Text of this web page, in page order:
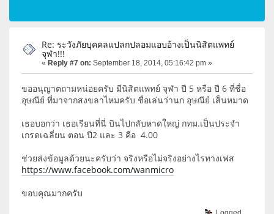
Re: ระวังภัยบุคคลแปลกปลอมแอบอ้างเป็นนิสิตแพทย์
จุฬา!!!
« Reply #7 on: September 18, 2014, 05:16:42 pm »
ขออนุญาตถามหน่อยครับ มีนิสิตแพทย์ จุฬา ปี 5 หรือ ปี 6 ที่ชื่อ
อุษณีย์ ที่มาจากสงขลาไหมครับ ชื่อเล่นว่านก อุษณีย์ เส็นหมาด
เธอบอกว่า เธอเรียนที่นี่ บินไปกลับหาดใหญ่ กทม.เป็นประจำ
เกรดเฉลี่ยน ตอน ปี2 และ 3 คือ 4.00
ช่วยส่งข้อมูลด้วยนะครับว่า จริงหรือไม่จริงอย่างไรทางเฟส
https://www.facebook.com/wanmicro
ขอบคุณมากครับ